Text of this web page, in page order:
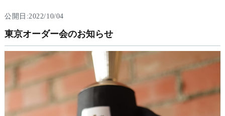
公開日:2022/10/04
東京オーダー会のお知らせ